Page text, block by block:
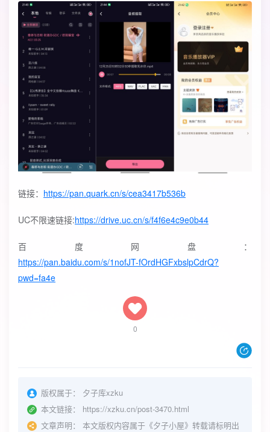
链接： https://pan.quark.cn/s/cea3417b536b
UC不限速链接:https://drive.uc.cn/s/f4f6e4c9e0b44
百度网盘：
https://pan.baidu.com/s/1nofJT-fOrdHGFxbslpCdrQ?
pwd=fa4e
0
版权属于：
夕子库xzku
本文链接：
https://xzku.cn/post-3470.html
文章声明：
本文版权内容属于《夕子小屋》转载请标明出